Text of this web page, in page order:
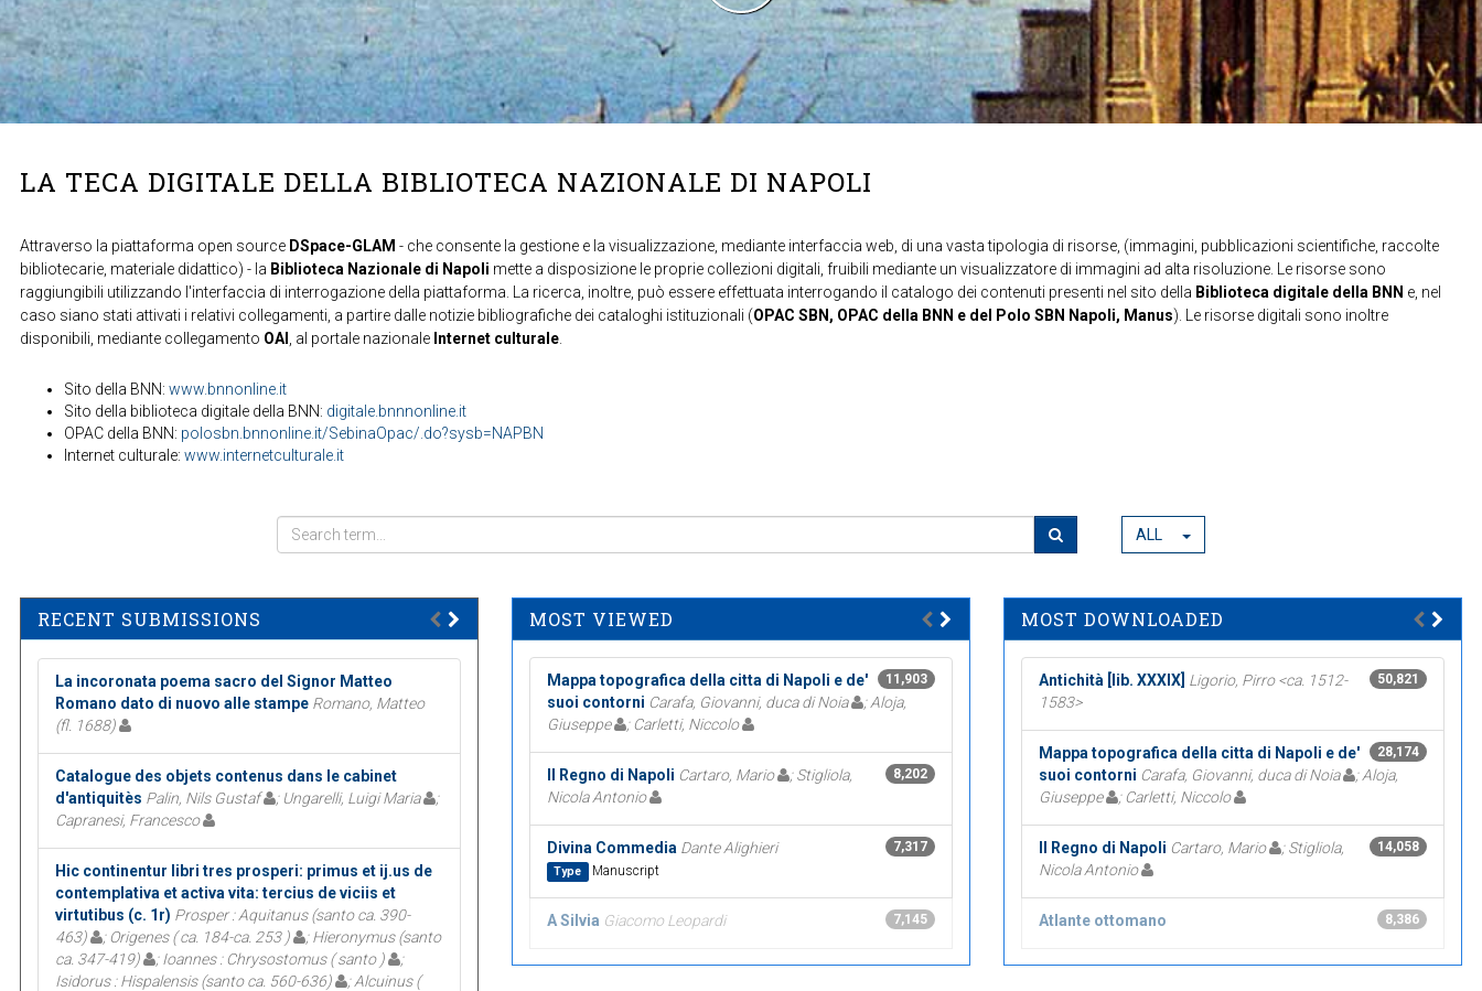
LA TECA DIGITALE DELLA BIBLIOTECA NAZIONALE DI NAPOLI
Attraverso la piattaforma open source DSpace-GLAM - che consente la gestione e la visualizzazione, mediante interfaccia web, di una vasta tipologia di risorse, (immagini, pubblicazioni scientifiche, raccolte
bibliotecarie, materiale didattico) - la Biblioteca Nazionale di Napoli mette a disposizione le proprie collezioni digitali, fruibili mediante un visualizzatore di immagini ad alta risoluzione. Le risorse sono
raggiungibili utilizzando l'interfaccia di interrogazione della piattaforma. La ricerca, inoltre, può essere effettuata interrogando il catalogo dei contenuti presenti nel sito della Biblioteca digitale della BNN e, nel
caso siano stati attivati i relativi collegamenti, a partire dalle notizie bibliografiche dei cataloghi istituzionali (OPAC SBN, OPAC della BNN e del Polo SBN Napoli, Manus). Le risorse digitali sono inoltre
disponibili, mediante collegamento OAI , al portale nazionale Internet culturale.
Sito della BNN: www.bnnonline.it
Sito della biblioteca digitale della BNN: digitale.bnnnonline.it
OPAC della BNN: polosbn.bnnonline.it/SebinaOpac/.do?sysb=NAPBN
Internet culturale: www.internetculturale.it
ALL
RECENT SUBMISSIONS
La incoronata poema sacro del Signor Matteo
Romano dato di nuovo alle stampe Romano, Matteo
(fl. 1688)
Catalogue des objets contenus dans le cabinet
d'antiquitès Palin, Nils Gustaf ; Ungarelli, Luigi Maria
;
Capranesi, Francesco
Hic continentur libri tres prosperi: primus et ij.us de
contemplativa et activa vita: tercius de viciis et
virtutibus (c. 1r) Prosper : Aquitanus (santo ca. 390-
463)
; Origenes ( ca. 184-ca. 253 )
; Hieronymus (santo
ca. 347-419)
; Ioannes : Chrysostomus ( santo )
;
Isidorus : Hispalensis (santo ca. 560-636)
; Alcuinus (
MOST VIEWED
11,903
Mappa topografica della citta di Napoli e de'
suoi contorni Carafa, Giovanni, duca di Noia
; Aloja,
Giuseppe
; Carletti, Niccolo
8,202
Il Regno di Napoli Cartaro, Mario
; Stigliola,
Nicola Antonio
7,317
Divina Commedia Dante Alighieri
Type Manuscript
7,145
A Silvia Giacomo Leopardi
MOST DOWNLOADED
50,821
Antichità [lib. XXXIX] Ligorio, Pirro <ca. 1512-
1583>
28,174
Mappa topografica della citta di Napoli e de'
suoi contorni Carafa, Giovanni, duca di Noia
; Aloja,
Giuseppe
; Carletti, Niccolo
14,058
Il Regno di Napoli Cartaro, Mario
; Stigliola,
Nicola Antonio
8,386
Atlante ottomano